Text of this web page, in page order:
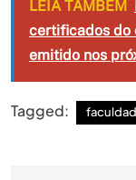
LEIA TAMBÉM
certificados do
emitido nos
Tagged: